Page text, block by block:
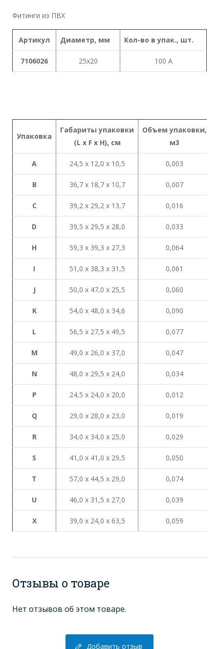
Фитинги из ПВХ
Артикул Диаметр, мм Кол-во в упак., шт.
7106026 25x20 100 A
Упаковка
Габариты упаковки
(L x F x H), см
Объем упаковки,
м3
A 24,5 х 12,0 х 10,5 0,003
B 36,7 х 18,7 х 10,7 0,007
C 39,2 х 29,2 х 13,7 0,016
D 39,5 х 29,5 х 28,0 0,033
H 59,3 х 39,3 х 27,3 0,064
I 51,0 х 38,3 х 31,5 0,061
J 50,0 х 47,0 х 25,5 0,060
K 54,0 х 48,0 х 34,6 0,090
L 56,5 х 27,5 х 49,5 0,077
М 49,0 х 26,0 х 37,0 0,047
N 48,0 х 29,5 х 24,0 0,034
P 24,5 х 24,0 х 20,0 0,012
Q 29,0 х 28,0 х 23,0 0,019
R 34,0 х 34,0 х 25,0 0,029
S 41,0 х 41,0 х 29,5 0,050
Т 57,0 х 44,5 х 29,0 0,074
U 46,0 х 31,5 х 27,0 0,039
X 39,0 х 24,0 х 63,5 0,059
Отзывы о товаре
Нет отзывов об этом товаре.
Добавить отзыв